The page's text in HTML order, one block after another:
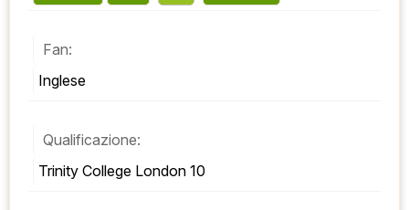
Fan:
Inglese
Qualificazione:
Trinity College London 10